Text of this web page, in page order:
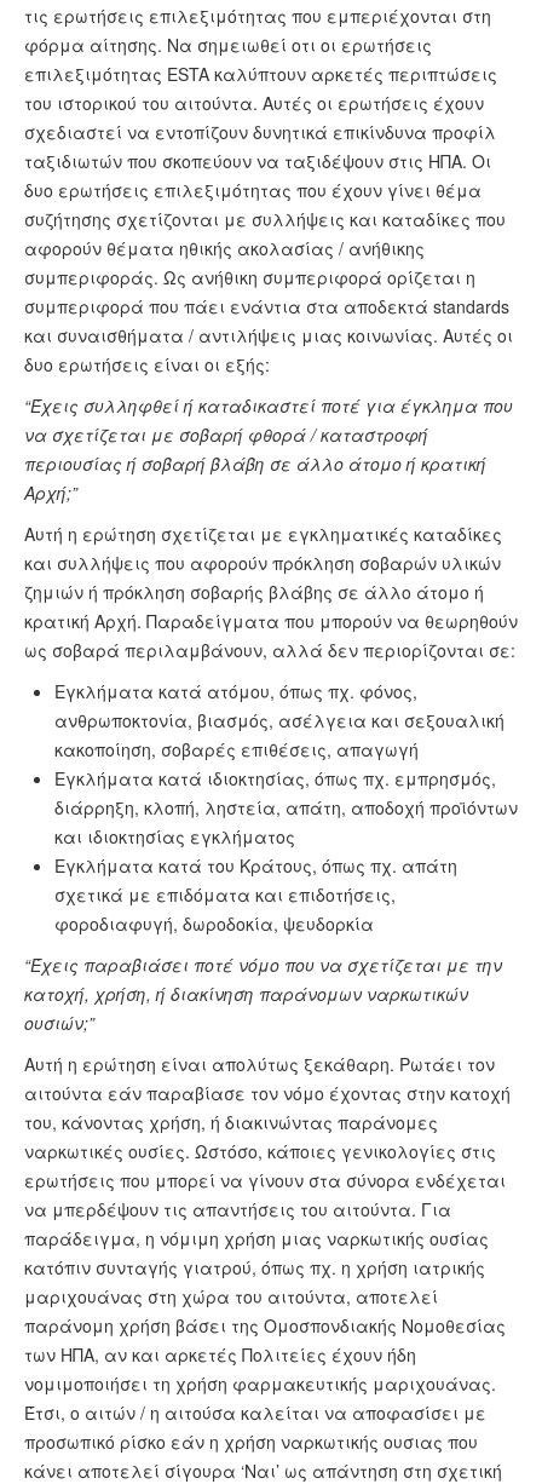
τις ερωτήσεις επιλεξιμότητας που εμπεριέχονται στη
φόρμα αίτησης. Να σημειωθεί οτι οι ερωτήσεις
επιλεξιμότητας ΕSTA καλύπτουν αρκετές περιπτώσεις
του ιστορικού του αιτούντα. Αυτές οι ερωτήσεις έχουν
σχεδιαστεί να εντοπίζουν δυνητικά επικίνδυνα προφίλ
ταξιδιωτών που σκοπεύουν να ταξιδέψουν στις ΗΠΑ. Οι
δυο ερωτήσεις επιλεξιμότητας που έχουν γίνει θέμα
συζήτησης σχετίζονται με συλλήψεις και καταδίκες που
αφορούν θέματα ηθικής ακολασίας / ανήθικης
συμπεριφοράς. Ως ανήθικη συμπεριφορά ορίζεται η
συμπεριφορά που πάει ενάντια στα αποδεκτά standards
και συναισθήματα / αντιλήψεις μιας κοινωνίας. Αυτές οι
δυο ερωτήσεις είναι οι εξής:
“Έχεις συλληφθεί ή καταδικαστεί ποτέ για έγκλημα που
να σχετίζεται με σοβαρή φθορά / καταστροφή
περιουσίας ή σοβαρή βλάβη σε άλλο άτομο ή κρατική
Αρχή;”
Αυτή η ερώτηση σχετίζεται με εγκληματικές καταδίκες
και συλλήψεις που αφορούν πρόκληση σοβαρών υλικών
ζημιών ή πρόκληση σοβαρής βλάβης σε άλλο άτομο ή
κρατική Αρχή. Παραδείγματα που μπορούν να θεωρηθούν
ως σοβαρά περιλαμβάνουν, αλλά δεν περιορίζονται σε:
Εγκλήματα κατά ατόμου, όπως πχ. φόνος,
ανθρωποκτονία, βιασμός, ασέλγεια και σεξουαλική
κακοποίηση, σοβαρές επιθέσεις, απαγωγή
Εγκλήματα κατά ιδιοκτησίας, όπως πχ. εμπρησμός,
διάρρηξη, κλοπή, ληστεία, απάτη, αποδοχή προϊόντων
και ιδιοκτησίας εγκλήματος
Εγκλήματα κατά του Κράτους, όπως πχ. απάτη
σχετικά με επιδόματα και επιδοτήσεις,
φοροδιαφυγή, δωροδοκία, ψευδορκία
“Έχεις παραβιάσει ποτέ νόμο που να σχετίζεται με την
κατοχή, χρήση, ή διακίνηση παράνομων ναρκωτικών
ουσιών;”
Αυτή η ερώτηση είναι απολύτως ξεκάθαρη. Ρωτάει τον
αιτούντα εάν παραβίασε τον νόμο έχοντας στην κατοχή
του, κάνοντας χρήση, ή διακινώντας παράνομες
ναρκωτικές ουσίες. Ωστόσο, κάποιες γενικολογίες στις
ερωτήσεις που μπορεί να γίνουν στα σύνορα ενδέχεται
να μπερδέψουν τις απαντήσεις του αιτούντα. Για
παράδειγμα, η νόμιμη χρήση μιας ναρκωτικής ουσίας
κατόπιν συνταγής γιατρού, όπως πχ. η χρήση ιατρικής
μαριχουάνας στη χώρα του αιτούντα, αποτελεί
παράνομη χρήση βάσει της Ομοσπονδιακής Νομοθεσίας
των ΗΠΑ, αν και αρκετές Πολιτείες έχουν ήδη
νομιμοποιήσει τη χρήση φαρμακευτικής μαριχουάνας.
Έτσι, ο αιτών / η αιτούσα καλείται να αποφασίσει με
προσωπικό ρίσκο εάν η χρήση ναρκωτικής ουσιας που
κάνει αποτελεί σίγουρα ‘Ναι’ ως απάντηση στη σχετική